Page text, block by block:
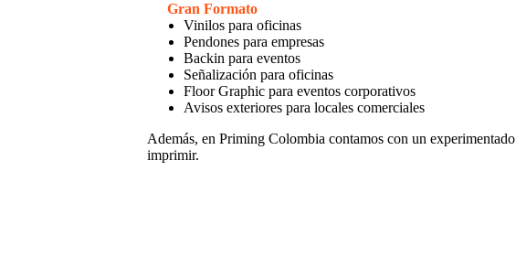
Gran Formato
Vinilos para oficinas
Pendones para empresas
Backin para eventos
Señalización para oficinas
Floor Graphic para eventos corporativos
Avisos exteriores para locales comerciales
Además, en Priming Colombia contamos con un experimentado
imprimir.